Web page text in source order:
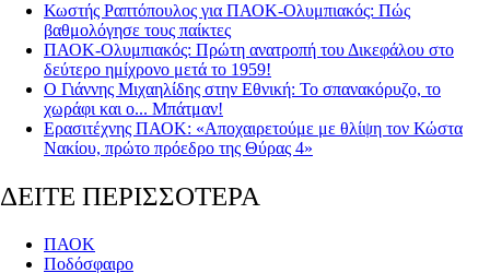
Κωστής Ραπτόπουλος για ΠΑΟΚ-Ολυμπιακός: Πώς
βαθμολόγησε τους παίκτες
ΠΑΟΚ-Ολυμπιακός: Πρώτη ανατροπή του Δικεφάλου στο
δεύτερο ημίχρονο μετά το 1959!
Ο Γιάννης Μιχαηλίδης στην Εθνική: Το σπανακόρυζο, το
χωράφι και ο... Μπάτμαν!
Ερασιτέχνης ΠΑΟΚ: «Αποχαιρετούμε με θλίψη τον Κώστα
Νακίου, πρώτο πρόεδρο της Θύρας 4»
ΔΕΙΤΕ ΠΕΡΙΣΣΟΤΕΡΑ
ΠΑΟΚ
Ποδόσφαιρο